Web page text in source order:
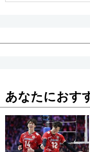
あなたにおす